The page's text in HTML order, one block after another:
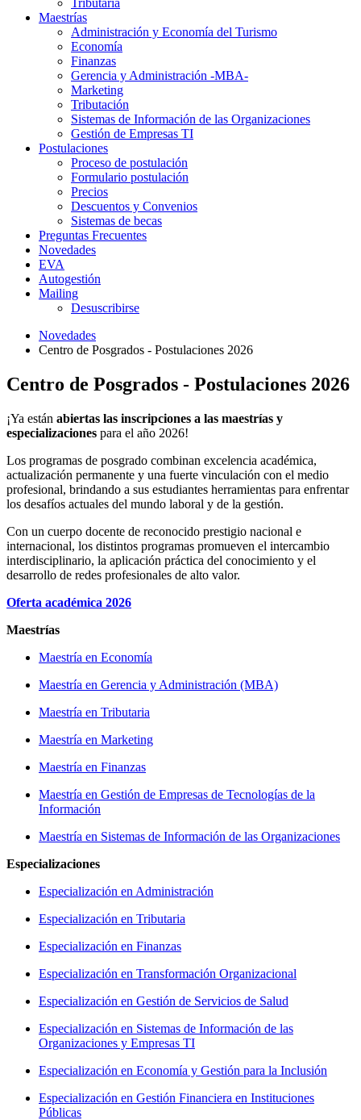
Maestrías
Administración y Economía del Turismo
Economía
Finanzas
Gerencia y Administración -MBA-
Marketing
Tributación
Sistemas de Información de las Organizaciones
Gestión de Empresas TI
Postulaciones
Proceso de postulación
Formulario postulación
Precios
Descuentos y Convenios
Sistemas de becas
Preguntas Frecuentes
Novedades
EVA
Autogestión
Mailing
Desuscribirse
Novedades
Centro de Posgrados - Postulaciones 2026
Centro de Posgrados - Postulaciones 2026
¡Ya están abiertas las inscripciones a las maestrías y
especializaciones para el año 2026!
Los programas de posgrado combinan excelencia académica,
actualización permanente y una fuerte vinculación con el medio
profesional, brindando a sus estudiantes herramientas para enfrentar
los desafíos actuales del mundo laboral y de la gestión.
Con un cuerpo docente de reconocido prestigio nacional e
internacional, los distintos programas promueven el intercambio
interdisciplinario, la aplicación práctica del conocimiento y el
desarrollo de redes profesionales de alto valor.
Oferta académica 2026
Maestrías
Maestría en Economía
Maestría en Gerencia y Administración (MBA)
Maestría en Tributaria
Maestría en Marketing
Maestría en Finanzas
Maestría en Gestión de Empresas de Tecnologías de la
Información
Maestría en Sistemas de Información de las Organizaciones
Especializaciones
Especialización en Administración
Especialización en Tributaria
Especialización en Finanzas
Especialización en Transformación Organizacional
Especialización en Gestión de Servicios de Salud
Especialización en Sistemas de Información de las
Organizaciones y Empresas TI
Especialización en Economía y Gestión para la Inclusión
Especialización en Gestión Financiera en Instituciones
Públicas